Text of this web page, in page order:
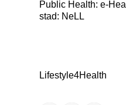
Public Health: e-
stad: NeLL
Lifestyle4Health